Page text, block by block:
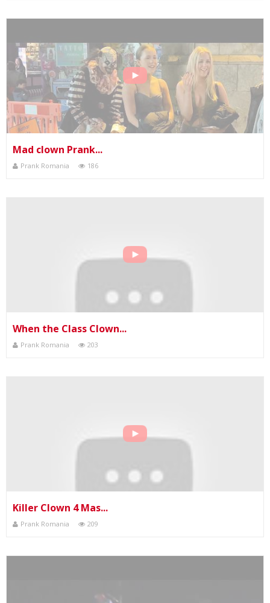
Mad clown Prank...
Prank Romania 186
When the Class Clown...
Prank Romania 203
Killer Clown 4 Mas...
Prank Romania 209